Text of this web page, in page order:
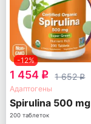
-12%
1 454 q 1 652q
Адаптогены
Spirulina 500 mg
200 таблеток